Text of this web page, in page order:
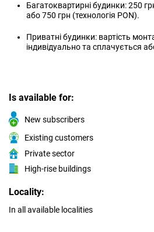
Багатоквартирні будинки: 250
або 750 грн (технологія PON).
Приватні будинки: вартість
індивідуально та сплачується
Is available for:
New subscribers
Existing customers
Private sector
High-rise buildings
Locality:
In all available localities